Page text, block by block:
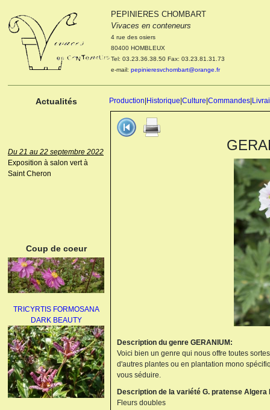
PEPINIERES CHOMBART
Vivaces en conteneurs
4 rue des osiers
80400 HOMBLEUX
Tel: 03.23.36.38.50 Fax: 03.23.81.31.73
e-mail: pepinieresvchombart@orange.fr
Actualités Production Historique Culture Commandes
Le 04 et 05 octobre 2022
Portes ouvertes de la
pépinière : Visite des
cultures, découverte des
nouveautés. Le rendez-vous
des passionnés Le mardi 04
Du 21 au 22 septembre 2022
Exposition à salon vert à
Saint Cheron
Coup de coeur
TRICYRTIS FORMOSANA
DARK BEAUTY
Description du genre GERANIUM:
Voici bien un genre qui nous offre toutes
d'autres plantes ou en plantation mono
vous séduire.
Description de la variété G. pratense Algera
Fleurs doubles